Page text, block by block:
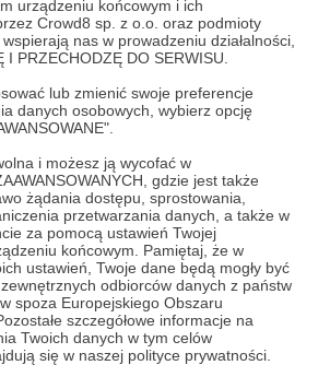
urządzeniu końcowym i ich
Crowd8 sp. z o.o. oraz podmioty
nas w prowadzeniu działalności,
I PRZECHODZĘ DO SERWISU.
lub zmienić swoje preferencje
danych osobowych, wybierz opcję
i możesz ją wycofać w
gdzie jest także
żądania dostępu, sprostowania,
przetwarzania danych, a także w
za pomocą ustawień Twojej
końcowym. Pamiętaj, że w
ustawień, Twoje dane będą mogły być
odbiorców danych z państw
spoza Europejskiego Obszaru
szczegółowe informacje na
Twoich danych w tym celów
się w naszej polityce prywatności.
factchecking fake news
Demagog
profil autora